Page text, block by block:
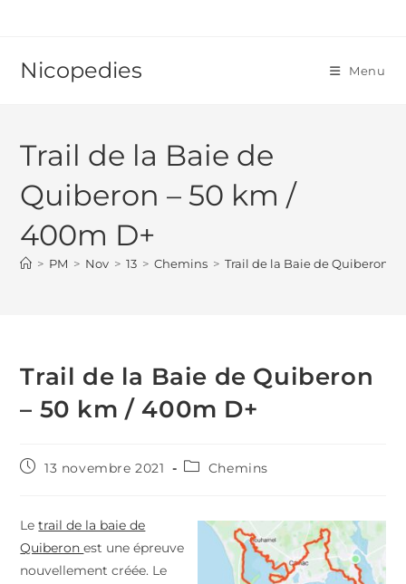
Nicopedies Menu
Trail de la Baie de
Quiberon – 50 km /
400m D+
> PM > Nov > 13 > Chemins > Trail de la Baie de Quiberon –
Trail de la Baie de Quiberon
– 50 km / 400m D+
Publication
13 novembre 2021
PostChemins
Letrail de la baie de
Quiberonest une épreuve
nouvellement créée. Le